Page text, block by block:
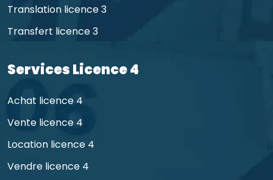
Translation licence 3
Transfert licence 3
Services Licence 4
Achat licence 4
Vente licence 4
Location licence 4
Vendre licence 4